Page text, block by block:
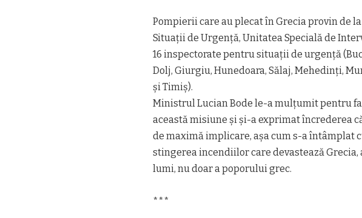
Pompierii care au plecat în Grecia provin de
Situații de Urgență, Unitatea Specială de
16 inspectorate pentru situații de urgență
Dolj, Giurgiu, Hunedoara, Sălaj, Mehedinți,
și Timiș).
Ministrul Lucian Bode le-a mulțumit pentru
această misiune și și-a exprimat încrederea
de maximă implicare, așa cum s-a întâmplat
stingerea incendiilor care devastează
lumi, nu doar a poporului grec.
***